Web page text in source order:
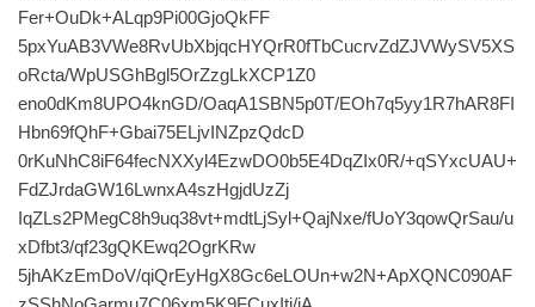
Fer+OuDk+ALqp9Pi00GjoQkFF
5pxYuAB3VWe8RvUbXbjqcHYQrR0fTbCucrvZdZJVWySV5XS
oRcta/WpUSGhBgl5OrZzgLkXCP1Z0
eno0dKm8UPO4knGD/OaqA1SBN5p0T/EOh7q5yy1R7hAR8FI
Hbn69fQhF+Gbai75ELjvINZpzQdcD
0rKuNhC8iF64fecNXXyl4EzwDO0b5E4DqZIx0R/+qSYxcUAU+
FdZJrdaGW16LwnxA4szHgjdUzZj
IqZLs2PMegC8h9uq38vt+mdtLjSyl+QajNxe/fUoY3qowQrSau/u
xDfbt3/qf23gQKEwq2OgrKRw
5jhAKzEmDoV/qiQrEyHgX8Gc6eLOUn+w2N+ApXQNC090AF